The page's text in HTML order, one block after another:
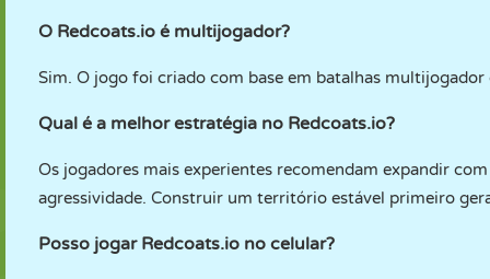
O Redcoats.io é multijogador?
Sim. O jogo foi criado com base em batalhas
Qual é a melhor estratégia no Redcoats.io?
Os jogadores mais experientes recomendam expandir
agressividade. Construir um território estável primeiro
Posso jogar Redcoats.io no celular?